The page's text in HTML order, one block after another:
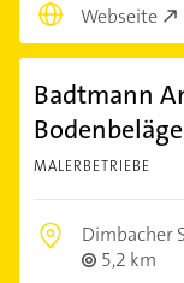
Webseite
Badtmann
Bodenbeläge
MALERBETRIEBE
Dimbacher
5,2 km